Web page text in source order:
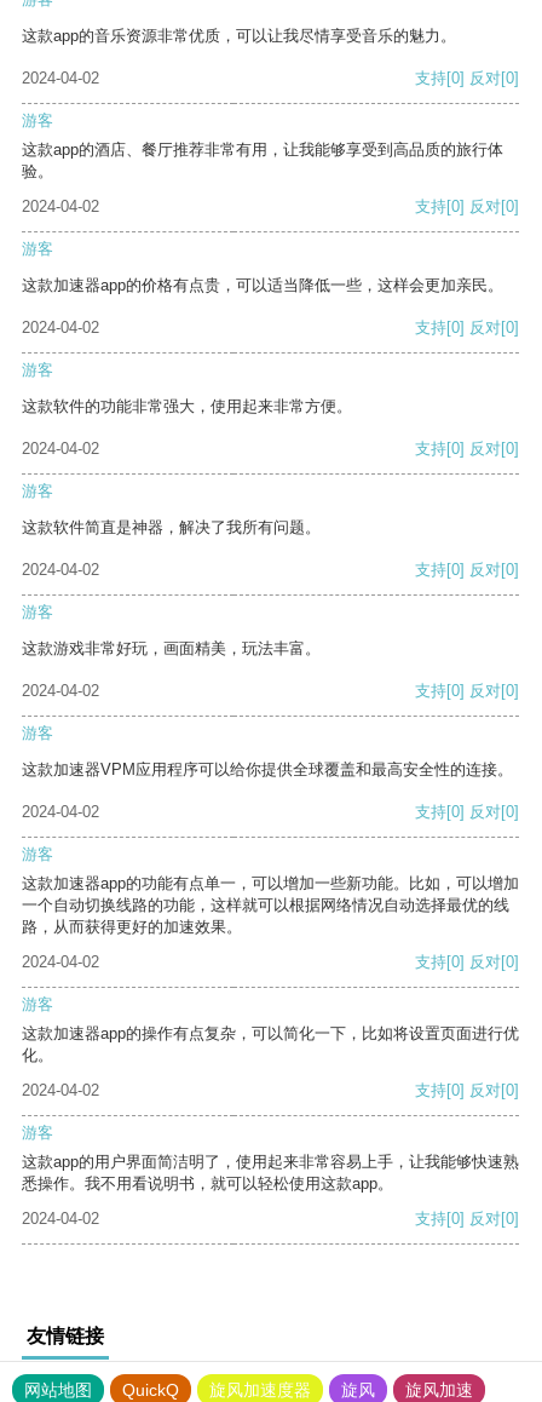
这款app的音乐资源非常优质，可以让我尽情享受音乐的魅力。
2024-04-02 支持[0] 反对[0]
游客
这款app的酒店、餐厅推荐非常有用，让我能够享受到高品质的旅行体
验。
2024-04-02
支持[0] 反对[0]
游客
这款加速器app的价格有点贵，可以适当降低一些，这样会更加亲民。
2024-04-02 支持[0] 反对[0]
游客
这款软件的功能非常强大，使用起来非常方便。
2024-04-02 支持[0] 反对[0]
游客
这款软件简直是神器，解决了我所有问题。
2024-04-02 支持[0] 反对[0]
游客
这款游戏非常好玩，画面精美，玩法丰富。
2024-04-02 支持[0] 反对[0]
游客
这款加速器VPM应用程序可以给你提供全球覆盖和最高安全性的连接。
2024-04-02 支持[0] 反对[0]
游客
这款加速器app的功能有点单一，可以增加一些新功能。比如，可以增加
一个自动切换线路的功能，这样就可以根据网络情况自动选择最优的线
路，从而获得更好的加速效果。
2024-04-02
支持[0] 反对[0]
游客
这款加速器app的操作有点复杂，可以简化一下，比如将设置页面进行优
化。
2024-04-02
支持[0] 反对[0]
游客
这款app的用户界面简洁明了，使用起来非常容易上手，让我能够快速熟
悉操作。我不用看说明书，就可以轻松使用这款app。
2024-04-02
支持[0] 反对[0]
友情链接
网站地图 QuickQ 旋风加速度器 旋风 旋风加速